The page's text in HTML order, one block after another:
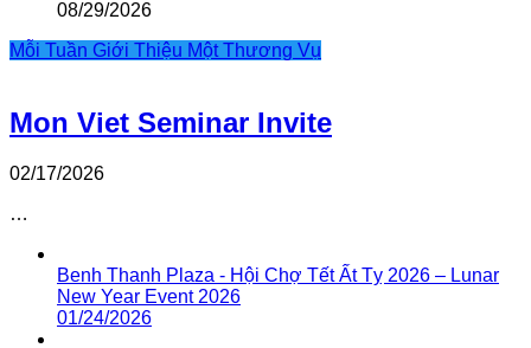
08/29/2026
Mỗi Tuần Giới Thiệu Một Thương Vụ
Mon Viet Seminar Invite
02/17/2026
…
Benh Thanh Plaza - Hội Chợ Tết Ất Tỵ 2026 – Lunar
New Year Event 2026
01/24/2026